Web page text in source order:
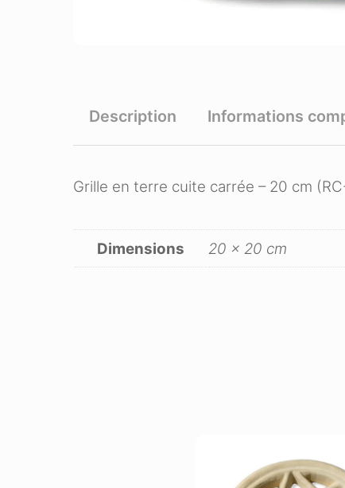
Description Informations
Grille en terre cuite carrée – 20 cm
Dimensions 20 × 20 cm